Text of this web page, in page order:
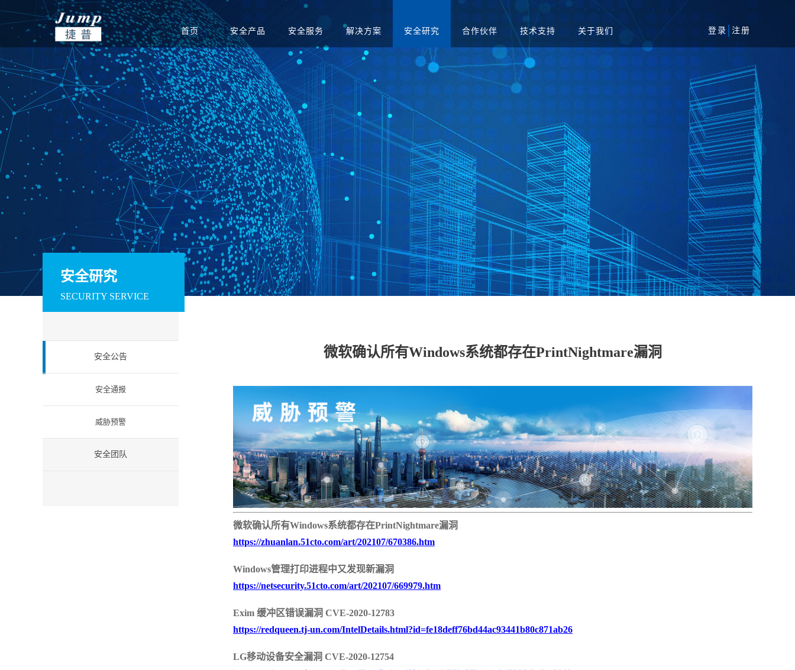
登录 注册
首页 安全产品
基础安全
运营安全
安全态势分析与协同
指挥平台
安全态势分析与管理
平台
信息安全集中管理系
统
日志审计平台 配置核查系统 资产攻击面管理平台
边界安全
防火墙 SD-WAN 双向/单向/视频网闸 入侵防御系统 病毒威胁防护系统 抗拒绝服务系统
安全检测
入侵检测系统 高级威胁监测系统 病毒威胁预警系统 信息审计
应用安全
上网行为审计系统 应用交付系统 WEB应用防火墙 网页防篡改 服务器群组防护系统 WEB漏扫系统 蜜罐系统
终端威胁防御（防病
毒）系统
网络安全准入系统 主机监控与审计系统
电子文档打印与刻录
存储介质消除系统
安全教育
训系统
网络空间安全对抗竞
网络空间安全综合靶
场系统
数据安全
安全运维管理系统
数据库审计与风险
工业互联网安全
工控网络监测审计
工控主机安全卫士 工控安全评估系统
工控安全运维管理
工控日志收集与分
云 IPS/IDS 云堡垒机 云日志审计 云数据库审计 云杀毒 云漏扫
IPS（信创版） IDS（信创版）
WEB应用防火墙系
统（信创版）
安全运维管理系统
（信创版）
数据库审计系统
（信创版）
网络综合审计系统
（信创版）
网络脆弱性评估系
统（信创版）
信息安全一体化集
中管理系统 （信
主机监控与审计系
统（信创版）
打印刻录安全监控
与审计系统（信创
版）
服务器审计系统
（信创版）
主机文件监测系统
（信创版）
终端安全登录系统
（信创版）
存储介质消除系统
（信创版）
签名验签服务器
物联网视频综合安
安全服务
信创集成服务 网站安全监测 重保安全保障 应急演练服务 渗透测试服务 安全运营服务 红蓝对抗服务
驻场运维服务 定期巡检服务 等级保护服务 合规咨询服务 安全培训服务
解决方案
政府 教育 电力能源 医疗 智慧矿山 运营商 金融
安全研究
安全公告
安全通报
威胁预警
安全团队
合作伙伴
渠道政策 渠道体系
技术支持
捷普安全学院 产品生命周期公告 软件升级 售后服务
关于我们
公司介绍
创新团队
创新实力
新闻中心
公司新闻
签约新闻
联系我们
集团总部
分支机构
人才招聘
社会招聘
校园招聘
安全研究
SECURITY SERVICE
安全公告
安全通报
威胁预警
安全团队
微软确认所有Windows系统都存在PrintNightmare漏洞
微软确认所有Windows系统都存在PrintNightmare漏洞
https://zhuanlan.51cto.com/art/202107/670386.htm
Windows管理打印进程中又发现新漏洞
https://netsecurity.51cto.com/art/202107/669979.htm
Exim 缓冲区错误漏洞 CVE-2020-12783
https://redqueen.tj-un.com/IntelDetails.html?id=fe18deff76bd44ac93441b80c871ab26
LG移动设备安全漏洞 CVE-2020-12754